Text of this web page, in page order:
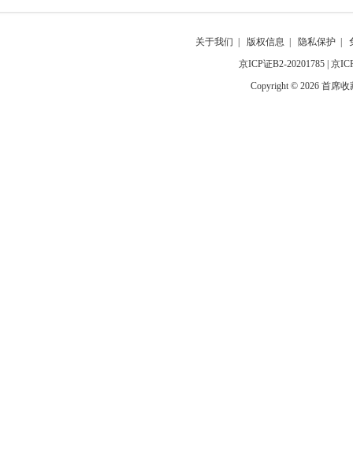
关于我们 版权信息 隐私保护
京ICP证B2-20201785 京
Copyright © 2026 首席收